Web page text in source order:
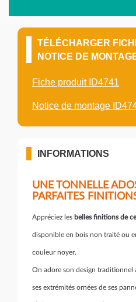
TÉLÉCHARGER
NOTICE DE
Fiche produit ID4741
Notice de montage
INFORMATIONS
UNE TONNELLE
PARFAITES
Appréciez les belles finitions de
disponible en bois non traité ou
couleur noyer.
On adore son design traditionnel
ses extrémités ornées de ses